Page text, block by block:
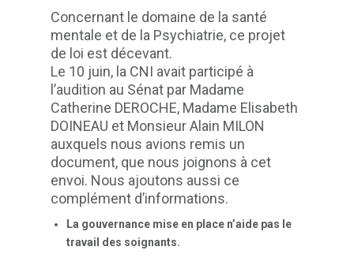
Concernant le domaine de la santé
mentale et de la Psychiatrie, ce projet
de loi est décevant.
Le 10 juin, la CNI avait participé à
l’audition au Sénat par Madame
Catherine DEROCHE, Madame Elisabeth
DOINEAU et Monsieur Alain MILON
auxquels nous avions remis un
document, que nous joignons à cet
envoi. Nous ajoutons aussi ce
complément d’informations.
La gouvernance mise en place n’aide pas le
travail des soignants.